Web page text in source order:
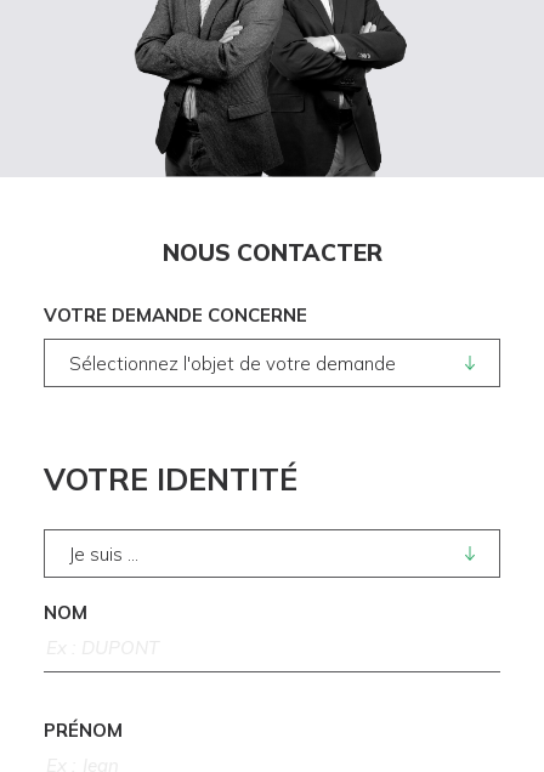
NOUS CONTACTER
VOTRE DEMANDE CONCERNE
VOTRE IDENTITÉ
NOM
PRÉNOM